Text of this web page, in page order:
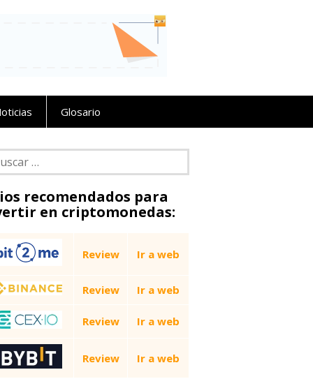
Glosario
recomendados para
en criptomonedas:
Review Ir a web
Review Ir a web
Review Ir a web
Review Ir a web